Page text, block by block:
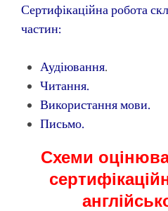
Сертифікаційна робота
частин:
Аудіювання.
Читання.
Використання мови.
Письмо.
Схеми